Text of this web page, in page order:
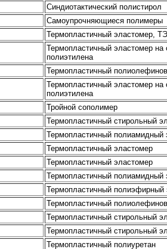
Синдиотактический полистирол
Самоупрочняющиеся полимеры
Термопластичный эластомер,
Термопластичный эластомер на
полиэтилена
Термопластичный
Термопластичный эластомер на
полиэтилена
Тройной сополимер
Термопластичный стирольный
Термопластичный полиамидный
Термопластичный эластомер
Термопластичный эластомер
Термопластичный полиамидный
Термопластичный полиэфирный
Термопластичный
Термопластичный стирольный
Термопластичный стирольный
Термопластичный полиуретан